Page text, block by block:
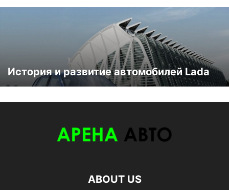
История и развитие автомобилей Lada
ABOUT US